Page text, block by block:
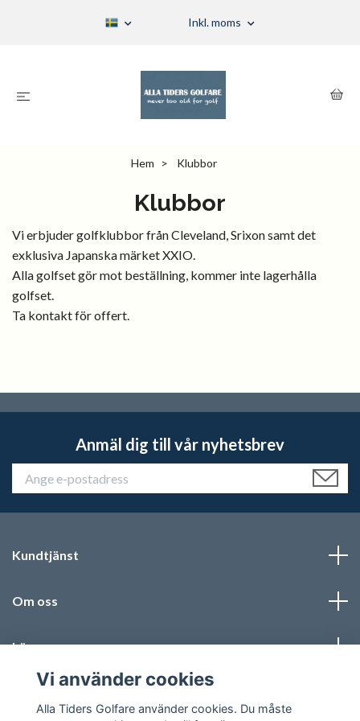
Inkl. moms
Hem Klubbor
Klubbor
Vi erbjuder golfklubbor från Cleveland, Srixon samt det
exklusiva Japanska märket XXIO.
Alla golfset gör mot beställning, kommer inte lagerhålla
golfset.
Ta kontakt för offert.
Anmäl dig till vår nyhetsbrev
Kundtjänst
Om oss
Läs mer
Vi använder cookies
Alla Tiders Golfare använder cookies. Du måste